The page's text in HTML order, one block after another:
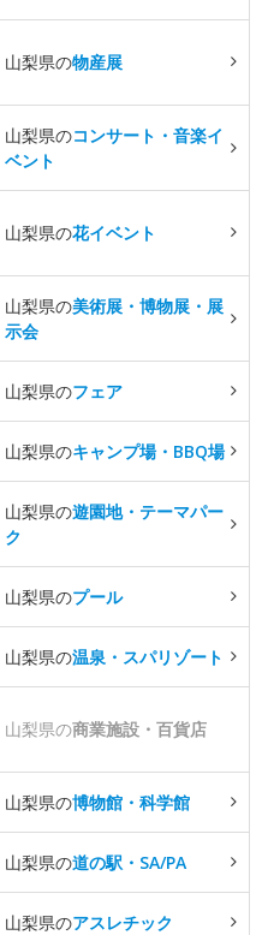
山梨県の物産展
山梨県のコンサート・音楽イ
ベント
山梨県の花イベント
山梨県の美術展・博物展・展
示会
山梨県のフェア
山梨県のキャンプ場・BBQ場
山梨県の遊園地・テーマパー
ク
山梨県のプール
山梨県の温泉・スパリゾート
山梨県の商業施設・百貨店
山梨県の博物館・科学館
山梨県の道の駅・SA/PA
山梨県のアスレチック